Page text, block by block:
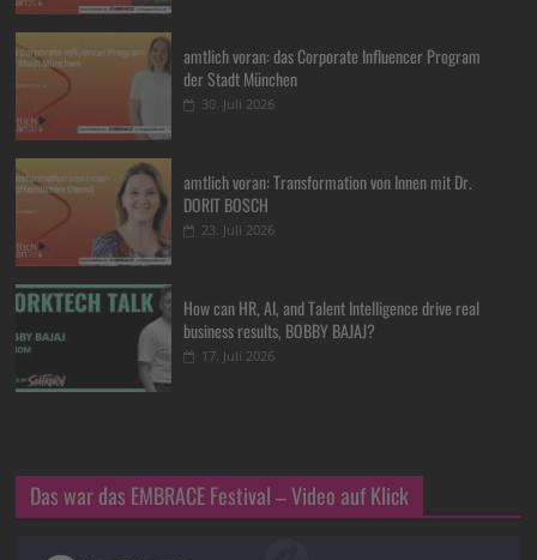
amtlich voran: das Corporate Influencer Program
der Stadt München
30. Juli 2026
amtlich voran: Transformation von Innen mit Dr.
DORIT BOSCH
23. Juli 2026
How can HR, AI, and Talent Intelligence drive real
business results, BOBBY BAJAJ?
17. Juli 2026
Das war das EMBRACE Festival – Video auf Klick